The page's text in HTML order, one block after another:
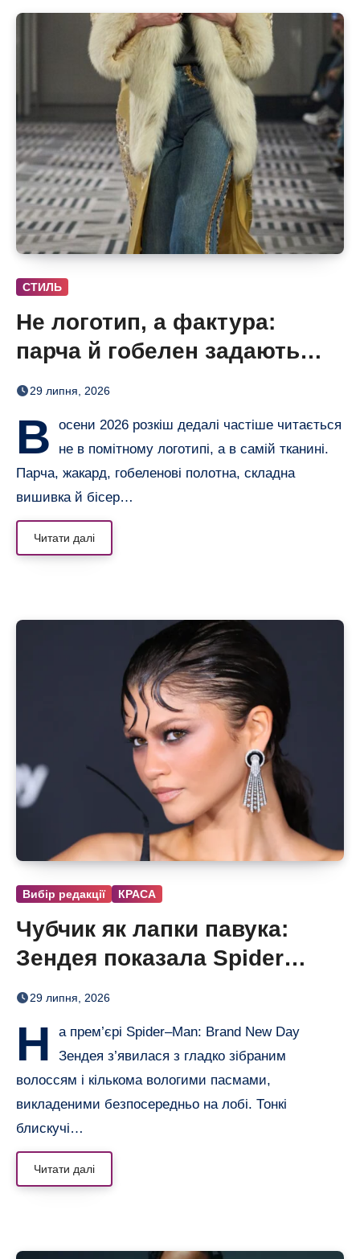
СТИЛЬ
Не логотип, а фактура:
парча й гобелен задають
нову розкіш осені
29 липня, 2026
В
осени 2026 розкіш дедалі частіше читається
не в помітному логотипі, а в самій тканині.
Парча, жакард, гобеленові полотна, складна
вишивка й бісер…
Читати далі
Вибір редакції КРАСА
Чубчик як лапки павука:
Зендея показала Spider
Bangs
29 липня, 2026
Н
а прем’єрі Spider–Man: Brand New Day
Зендея з’явилася з гладко зібраним
волоссям і кількома вологими пасмами,
викладеними безпосередньо на лобі. Тонкі
блискучі…
Читати далі